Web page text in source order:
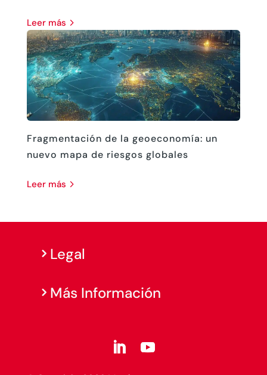
leer más
Fragmentación de la geoeconomía: un
nuevo mapa de riesgos globales
leer más
Legal
Más Información